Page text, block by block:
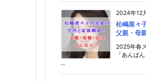
2024年12
松嶋菜々
父親・母
2025年春
「あんぱ
...